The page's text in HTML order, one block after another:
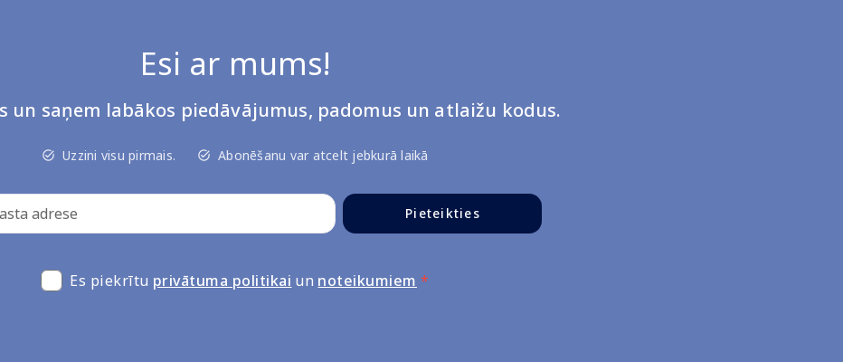
Esi ar mums!
un saņem labākos piedāvājumus, padomus un atlaižu kodus.
Uzzini visu pirmais. Abonēšanu var atcelt jebkurā laikā
Pieteikties
Es piekrītu privātuma politikai un noteikumiem *